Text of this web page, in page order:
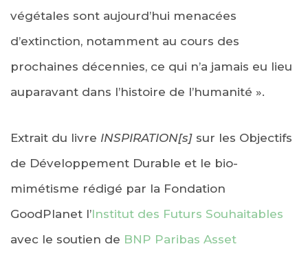
végétales sont aujourd’hui menacées
d’extinction, notamment au cours des
prochaines décennies, ce qui n’a jamais eu lieu
auparavant dans l’histoire de l’humanité ».
Extrait du livre INSPIRATION[s] sur les Objectifs
de Développement Durable et le bio-
mimétisme rédigé par la Fondation
GoodPlanet l’Institut des Futurs Souhaitables
avec le soutien de BNP Paribas Asset